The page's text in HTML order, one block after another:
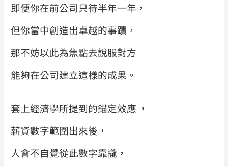
即便你在前公司只待半年一年，
但你當中創造出卓越的事蹟，
那不妨以此為焦點去說服對方
能夠在公司建立這樣的成果。
套上經濟學所提到的錨定效應 ，
薪資數字範圍出來後，
人會不自覺從此數字靠攏，